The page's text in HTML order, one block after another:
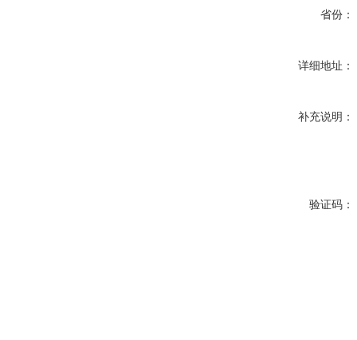
省份：
详细地址：
补充说明：
验证码：